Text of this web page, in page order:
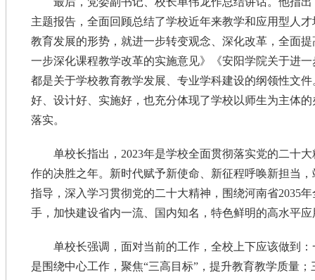
主题报告，全面回顾总结了学校近年来教学和应用型人
教育发展的形势，就进一步转变观念、深化改革，全面
一步深化课程教学改革的实施意见》《安阳学院关于进
都是关于学校教育教学发展、专业学科建设的纲领性文
好、设计好、实施好，也充分体现了学校以师生为主体
落实。
单校长指出，2023年是学校全面贯彻落实党的二十
作的决胜之年。新时代赋予新使命、新征程呼唤新担当
指导，深入学习贯彻党的二十大精神，围绕河南省2035
手，加快建设省内一流、国内知名，特色鲜明的高水平
单校长强调，面对当前的工作，全校上下应该做到
是围绕中心工作，聚焦“三高目标”，提升教育教学质量